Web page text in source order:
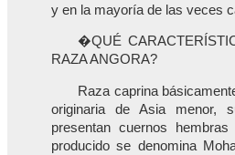
y en la mayoría de las veces
�QUÉ
RAZA ANGORA?
Raza caprina
originaria de Asia menor,
presentan cuernos
producido se denomina